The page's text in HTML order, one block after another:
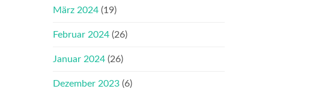
März 2024 (19)
Februar 2024 (26)
Januar 2024 (26)
Dezember 2023 (6)